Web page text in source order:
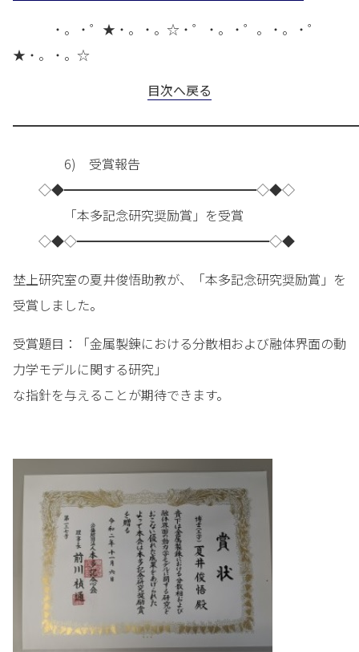
・。・゜★・。・。☆・゜・。・゜。・。・゜
★・。・。☆
目次へ戻る
6) 受賞報告
◇◆━━━━━━━━━━━━━━━◇◆◇
「本多記念研究奨励賞」を受賞
◇◆◇━━━━━━━━━━━━━━━◇◆
埜上研究室の夏井俊悟助教が、「本多記念研究奨励賞」を
受賞しました。
受賞題目：「金属製錬における分散相および融体界面の動
力学モデルに関する研究」
な指針を与えることが期待できます。